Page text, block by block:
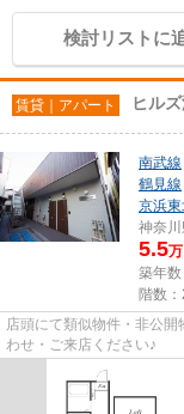
検討リストに
賃貸｜アパート ヒル
南武線
鶴見線
京浜東
神奈
5.5
築年数
階数
店頭にて類似物件・非公
わせ・ご来店ください♪